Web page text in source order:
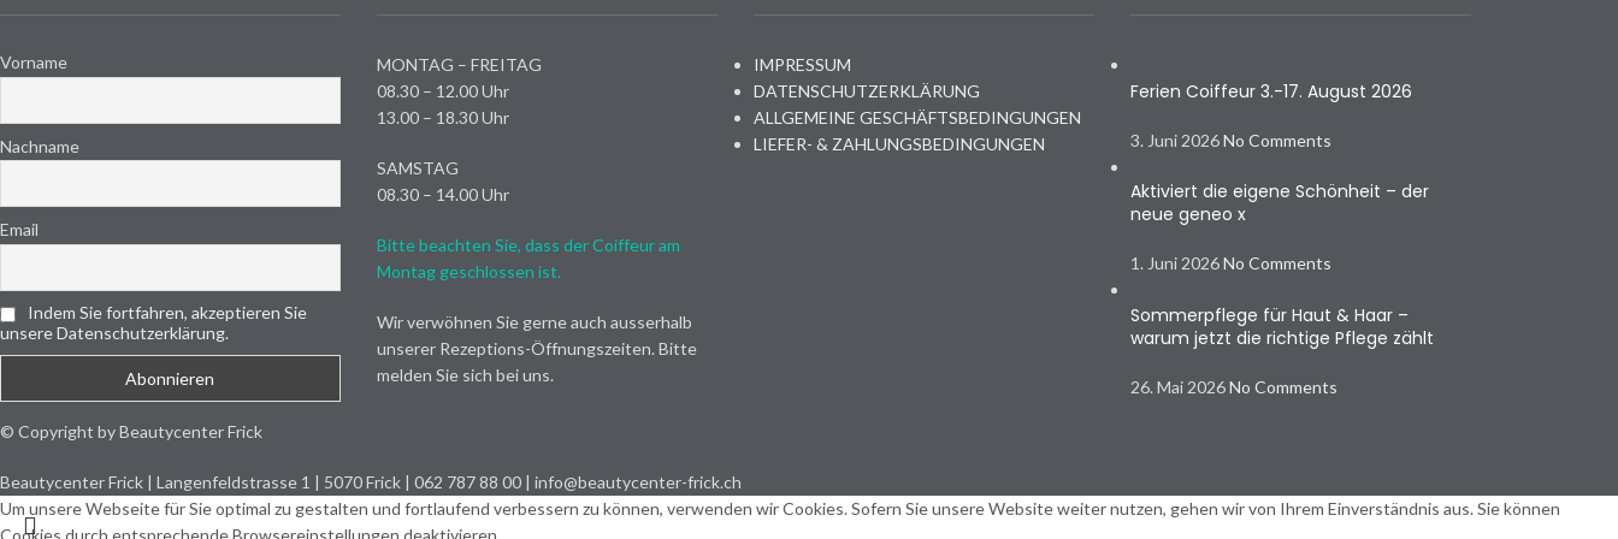
Vorname
Nachname
Email
Indem Sie fortfahren, akzeptieren Sie
unsere Datenschutzerklärung.
MONTAG – FREITAG
08.30 – 12.00 Uhr
13.00 – 18.30 Uhr
SAMSTAG
08.30 – 14.00 Uhr
Bitte beachten Sie, dass der Coiffeur am
Montag geschlossen ist.
Wir verwöhnen Sie gerne auch ausserhalb
unserer Rezeptions-Öffnungszeiten. Bitte
melden Sie sich bei uns.
IMPRESSUM
DATENSCHUTZERKLÄRUNG
ALLGEMEINE GESCHÄFTSBEDINGUNGEN
LIEFER- & ZAHLUNGSBEDINGUNGEN
Ferien Coiffeur 3.-17. August 2026
3. Juni 2026No Comments
Aktiviert die eigene Schönheit – der
neue geneo x
1. Juni 2026No Comments
Sommerpflege für Haut & Haar –
warum jetzt die richtige Pflege zählt
26. Mai 2026No Comments
© Copyright by Beautycenter Frick
Beautycenter Frick | Langenfeldstrasse 1 | 5070 Frick | 062 787 88 00 | info@beautycenter-frick.ch
Um unsere Webseite für Sie optimal zu gestalten und fortlaufend verbessern zu können, verwenden wir Cookies. Sofern Sie unsere Website weiter nutzen, gehen wir von Ihrem Einverständnis aus. Sie können